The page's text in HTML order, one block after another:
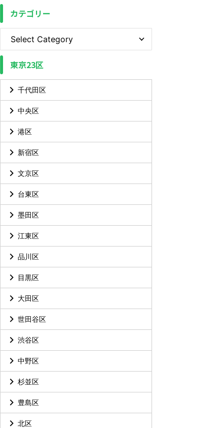
カテゴリー
東京23区
千代田区
中央区
港区
新宿区
文京区
台東区
墨田区
江東区
品川区
目黒区
大田区
世田谷区
渋谷区
中野区
杉並区
豊島区
北区